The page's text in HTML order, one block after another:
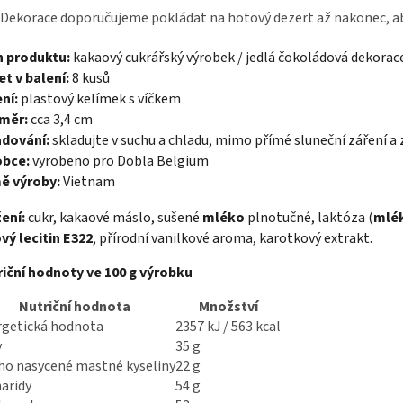
doporučujeme pokládat na hotový dezert až nakonec,
produktu:kakaový cukrářský výrobek / jedlá čokoládová
v balení:8 kusů
plastový kelímek s víčkem
cca 3,4 cm
skladujte v suchu a chladu, mimo přímé sluneční záření
vyrobeno pro Dobla Belgium
výroby:Vietnam
cukr, kakaové máslo, sušené mléko plnotučné, laktóza (
lecitin E322, přírodní vanilkové aroma, karotkový extrakt.
hodnoty ve 100 g výrobku
Nutriční hodnota
Množství
hodnota
2357 kJ / 563 kcal
35 g
nasycené mastné kyseliny22 g
54 g